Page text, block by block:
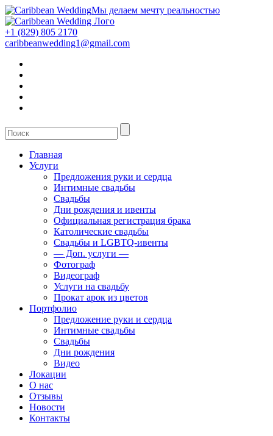
Мы делаем мечту реальностью
+1 (829) 805 2170
caribbeanwedding1@gmail.com
Главная
Услуги
Предложения руки и сердца
Интимные свадьбы
Свадьбы
Дни рождения и ивенты
Официальная регистрация брака
Католические свадьбы
Свадьбы и LGBTQ-ивенты
— Доп. услуги —
Фотограф
Видеограф
Услуги на свадьбу
Прокат арок из цветов
Портфолио
Предложение руки и сердца
Интимные свадьбы
Свадьбы
Дни рождения
Видео
Локации
О нас
Отзывы
Новости
Контакты